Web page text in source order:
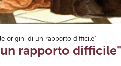
origini di un rapporto difficile"
rapporto difficile"